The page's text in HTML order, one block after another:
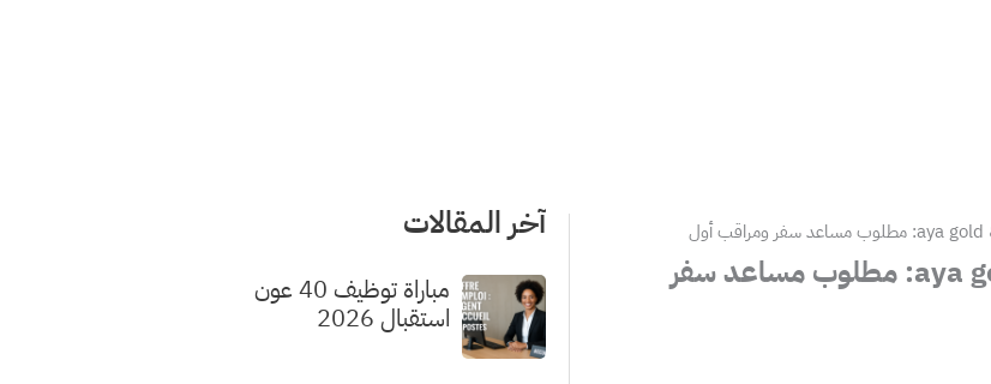
قدّم الآن للعمل في aya gold & silver: مطلوب مساعد سفر
آخر المقالات
مباراة توظيف 40 عون
استقبال 2026